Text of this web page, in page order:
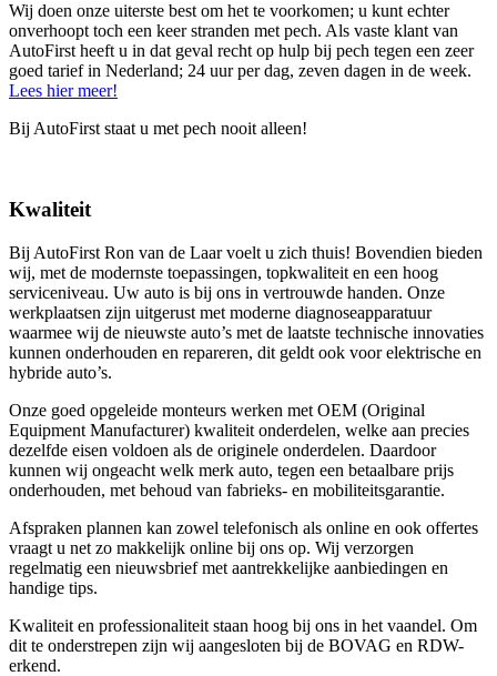
Wij doen onze uiterste best om het te voorkomen; u kunt echter
onverhoopt toch een keer stranden met pech. Als vaste klant van
AutoFirst heeft u in dat geval recht op hulp bij pech tegen een zeer
goed tarief in Nederland; 24 uur per dag, zeven dagen in de week.
Lees hier meer!
Bij AutoFirst staat u met pech nooit alleen!
Kwaliteit
Bij AutoFirst Ron van de Laar voelt u zich thuis! Bovendien bieden
wij, met de modernste toepassingen, topkwaliteit en een hoog
serviceniveau. Uw auto is bij ons in vertrouwde handen. Onze
werkplaatsen zijn uitgerust met moderne diagnoseapparatuur
waarmee wij de nieuwste auto’s met de laatste technische innovaties
kunnen onderhouden en repareren, dit geldt ook voor elektrische en
hybride auto’s.
Onze goed opgeleide monteurs werken met OEM (Original
Equipment Manufacturer) kwaliteit onderdelen, welke aan precies
dezelfde eisen voldoen als de originele onderdelen. Daardoor
kunnen wij ongeacht welk merk auto, tegen een betaalbare prijs
onderhouden, met behoud van fabrieks- en mobiliteitsgarantie.
Afspraken plannen kan zowel telefonisch als online en ook offertes
vraagt u net zo makkelijk online bij ons op. Wij verzorgen
regelmatig een nieuwsbrief met aantrekkelijke aanbiedingen en
handige tips.
Kwaliteit en professionaliteit staan hoog bij ons in het vaandel. Om
dit te onderstrepen zijn wij aangesloten bij de BOVAG en RDW-
erkend.